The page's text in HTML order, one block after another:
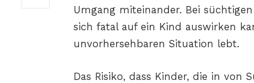
Umgang miteinander. Bei
sich fatal auf ein Kind auswirken
unvorhersehbaren Situation lebt.
Das Risiko, dass Kinder, die in von